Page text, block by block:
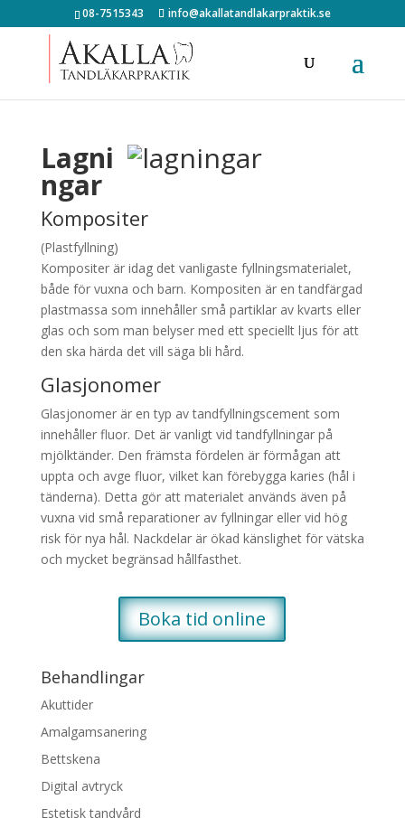
08-7515343 info@akallatandlakarpraktik.se
Lagni
ngar
Kompositer
(Plastfyllning)
Kompositer är idag det vanligaste fyllningsmaterialet,
både för vuxna och barn. Kompositen är en tandfärgad
plastmassa som innehåller små partiklar av kvarts eller
glas och som man belyser med ett speciellt ljus för att
den ska härda det vill säga bli hård.
Glasjonomer
Glasjonomer är en typ av tandfyllningscement som
innehåller fluor. Det är vanligt vid tandfyllningar på
mjölktänder. Den främsta fördelen är förmågan att
uppta och avge fluor, vilket kan förebygga karies (hål i
tänderna). Detta gör att materialet används även på
vuxna vid små reparationer av fyllningar eller vid hög
risk för nya hål. Nackdelar är ökad känslighet för vätska
och mycket begränsad hållfasthet.
Boka tid online
Behandlingar
Akuttider
Amalgamsanering
Bettskena
Digital avtryck
Estetisk tandvård